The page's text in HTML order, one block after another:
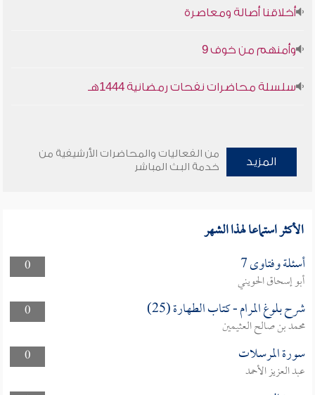
أخلاقنا أصالة ومعاصرة
وأمنهم من خوف 9
سلسلة محاضرات نفحات رمضانية 1444هـ
المزيد
من الفعاليات والمحاضرات الأرشيفية من
خدمة البث المباشر
الأكثر استماعا لهذا الشهر
0 أسئلة وفتاوى 7
أبو إسحاق الحويني
0
شرح بلوغ المرام - كتاب الطهارة (25)
محمد بن صالح العثيمين
0
سورة المرسلات
عبد العزيز الأحمد